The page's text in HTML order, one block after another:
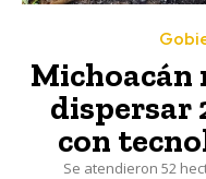
Michoacán
dispersar
con
Se atendieron 52